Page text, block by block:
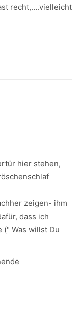
recht,….vielleicht
hier stehen,
zeigen- ihm
dass ich
Was willst Du